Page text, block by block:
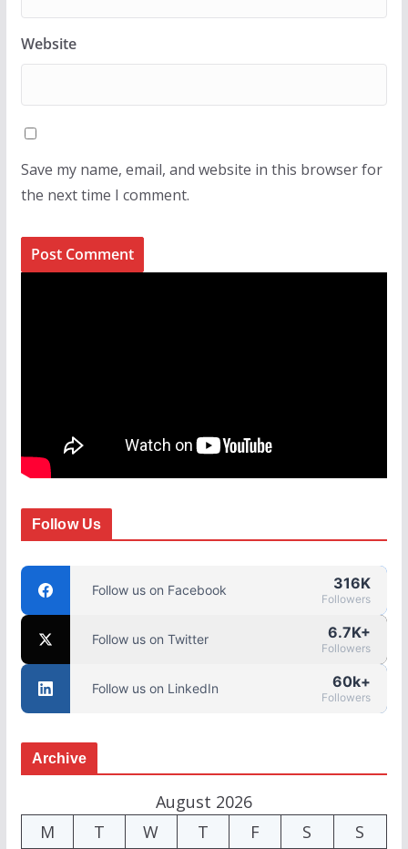
Website
Save my name, email, and website in this browser for
the next time I comment.
Follow Us
Follow us on Facebook 316K
Followers
Follow us on Twitter 6.7K+
Followers
Follow us on LinkedIn 60k+
Followers
Archive
August 2026
M
T W T F S
S